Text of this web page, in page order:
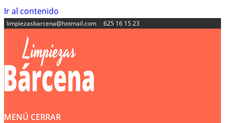
Ir al contenido
limpiezasbarcena@hotmail.com 625 16 15 23
MENÚ CERRAR